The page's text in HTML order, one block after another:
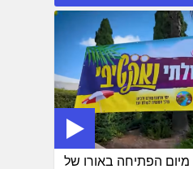
מיום הפתיחה באורו של